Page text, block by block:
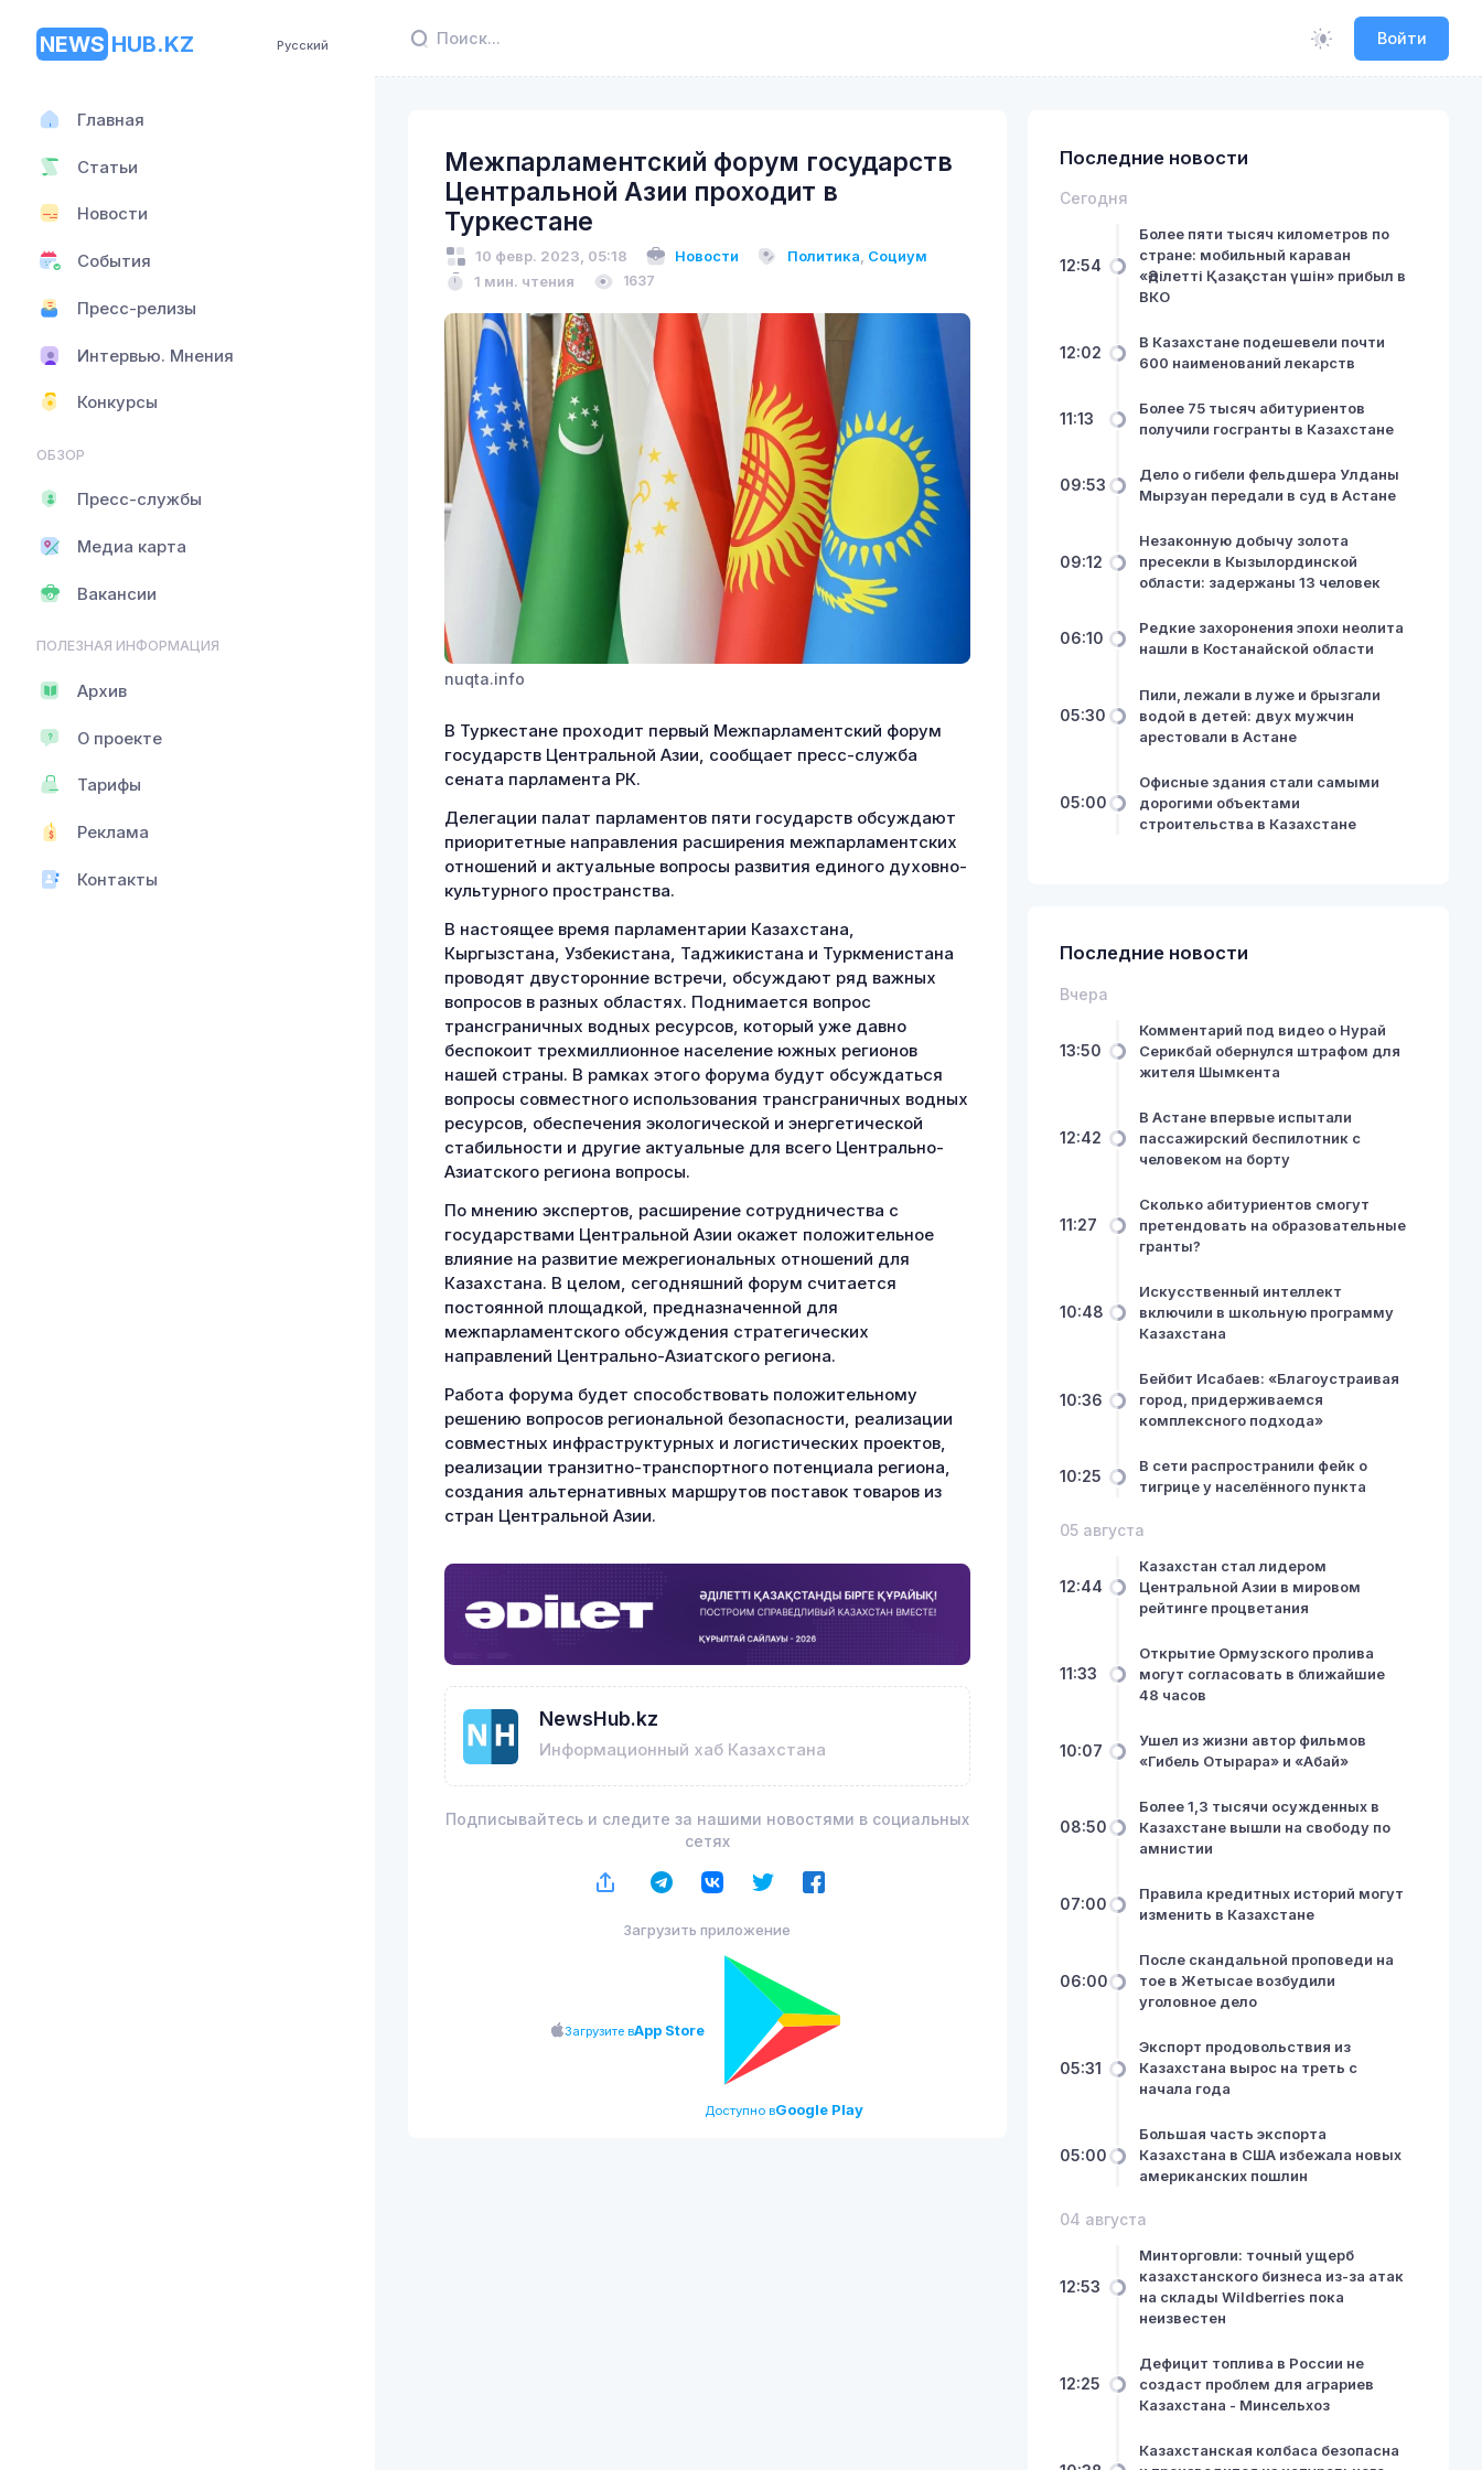
Войти
NEWS HUB.KZ Русский
Главная
Статьи
Новости
События
Пресс-релизы
Интервью. Мнения
Конкурсы
ОБЗОР
Пресс-службы
Медиа карта
Вакансии
ПОЛЕЗНАЯ ИНФОРМАЦИЯ
Архив
О проекте
Тарифы
Реклама
Контакты
Межпарламентский форум государств
Центральной Азии проходит в
Туркестане
10 февр. 2023, 05:18 Новости Политика, Социум
1 мин. чтения
1637
nuqta.info
В Туркестане проходит первый Межпарламентский форум
государств Центральной Азии, сообщает пресс-служба
сената парламента РК.
Делегации палат парламентов пяти государств обсуждают
приоритетные направления расширения межпарламентских
отношений и актуальные вопросы развития единого духовно-
культурного пространства.
В настоящее время парламентарии Казахстана,
Кыргызстана, Узбекистана, Таджикистана и Туркменистана
проводят двусторонние встречи, обсуждают ряд важных
вопросов в разных областях. Поднимается вопрос
трансграничных водных ресурсов, который уже давно
беспокоит трехмиллионное население южных регионов
нашей страны. В рамках этого форума будут обсуждаться
вопросы совместного использования трансграничных водных
ресурсов, обеспечения экологической и энергетической
стабильности и другие актуальные для всего Центрально-
Азиатского региона вопросы.
По мнению экспертов, расширение сотрудничества с
государствами Центральной Азии окажет положительное
влияние на развитие межрегиональных отношений для
Казахстана. В целом, сегодняшний форум считается
постоянной площадкой, предназначенной для
межпарламентского обсуждения стратегических
направлений Центрально-Азиатского региона.
Работа форума будет способствовать положительному
решению вопросов региональной безопасности, реализации
совместных инфраструктурных и логистических проектов,
реализации транзитно-транспортного потенциала региона,
создания альтернативных маршрутов поставок товаров из
стран Центральной Азии.
NewsHub.kz
Информационный хаб Казахстана
Подписывайтесь и следите за нашими новостями в социальных
сетях
Загрузить приложение
Загрузите вApp Store
Доступно вGoogle Play
Последние новости
Сегодня
12:54
Более пяти тысяч километров по
стране: мобильный караван
«Әділетті Қазақстан үшін» прибыл в
ВКО
12:02
В Казахстане подешевели почти
600 наименований лекарств
11:13
Более 75 тысяч абитуриентов
получили госгранты в Казахстане
09:53
Дело о гибели фельдшера Улданы
Мырзуан передали в суд в Астане
09:12
Незаконную добычу золота
пресекли в Кызылординской
области: задержаны 13 человек
06:10
Редкие захоронения эпохи неолита
нашли в Костанайской области
05:30
Пили, лежали в луже и брызгали
водой в детей: двух мужчин
арестовали в Астане
05:00
Офисные здания стали самыми
дорогими объектами
строительства в Казахстане
Последние новости
Вчера
13:50
Комментарий под видео о Нурай
Серикбай обернулся штрафом для
жителя Шымкента
12:42
В Астане впервые испытали
пассажирский беспилотник с
человеком на борту
11:27
Сколько абитуриентов смогут
претендовать на образовательные
гранты?
10:48
Искусственный интеллект
включили в школьную программу
Казахстана
10:36
Бейбит Исабаев: «Благоустраивая
город, придерживаемся
комплексного подхода»
10:25
В сети распространили фейк о
тигрице у населённого пункта
05 августа
12:44
Казахстан стал лидером
Центральной Азии в мировом
рейтинге процветания
11:33
Открытие Ормузского пролива
могут согласовать в ближайшие
48 часов
10:07
Ушел из жизни автор фильмов
«Гибель Отырара» и «Абай»
08:50
Более 1,3 тысячи осужденных в
Казахстане вышли на свободу по
амнистии
07:00
Правила кредитных историй могут
изменить в Казахстане
06:00
После скандальной проповеди на
тое в Жетысае возбудили
уголовное дело
05:31
Экспорт продовольствия из
Казахстана вырос на треть с
начала года
05:00
Большая часть экспорта
Казахстана в США избежала новых
американских пошлин
04 августа
12:53
Минторговли: точный ущерб
казахстанского бизнеса из-за атак
на склады Wildberries пока
неизвестен
12:25
Дефицит топлива в России не
создаст проблем для аграриев
Казахстана - Минсельхоз
Казахстанская колбаса безопасна